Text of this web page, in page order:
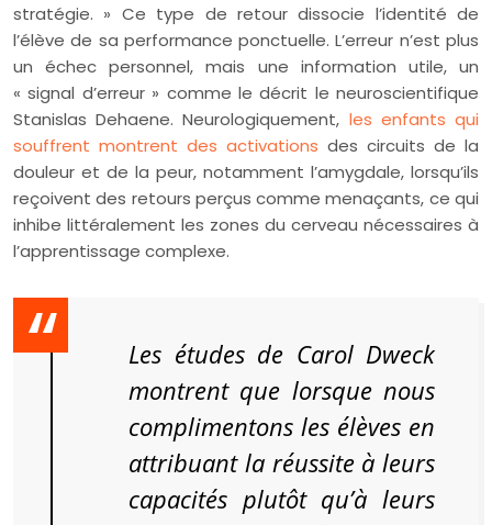
stratégie. » Ce type de retour dissocie l’identité de
l’élève de sa performance ponctuelle. L’erreur n’est plus
un échec personnel, mais une information utile, un
« signal d’erreur » comme le décrit le neuroscientifique
Stanislas Dehaene. Neurologiquement, les enfants qui
souffrent montrent des activations des circuits de la
douleur et de la peur, notamment l’amygdale, lorsqu’ils
reçoivent des retours perçus comme menaçants, ce qui
inhibe littéralement les zones du cerveau nécessaires à
l’apprentissage complexe.
Les études de Carol Dweck
montrent que lorsque nous
complimentons les élèves en
attribuant la réussite à leurs
capacités plutôt qu’à leurs